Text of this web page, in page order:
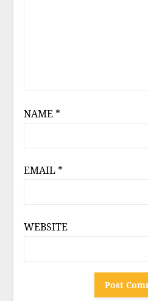
NAME *
EMAIL *
WEBSITE